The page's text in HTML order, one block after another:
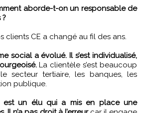
aborde-t-on un responsable de
?
clients CE a changé au fil des ans.
social a évolué. Il s’est individualisé,
La clientèle s’est beaucoup
secteur tertiaire, les banques, les
publique.
est un élu qui a mis en place une